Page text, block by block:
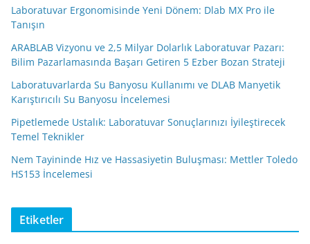
Laboratuvar Ergonomisinde Yeni Dönem: Dlab MX Pro ile
Tanışın
ARABLAB Vizyonu ve 2,5 Milyar Dolarlık Laboratuvar Pazarı:
Bilim Pazarlamasında Başarı Getiren 5 Ezber Bozan Strateji
Laboratuvarlarda Su Banyosu Kullanımı ve DLAB Manyetik
Karıştırıcılı Su Banyosu İncelemesi
Pipetlemede Ustalık: Laboratuvar Sonuçlarınızı İyileştirecek
Temel Teknikler
Nem Tayininde Hız ve Hassasiyetin Buluşması: Mettler Toledo
HS153 İncelemesi
Etiketler